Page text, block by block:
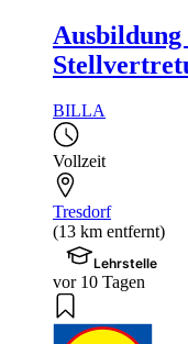
BILLA
Vollzeit
Tresdorf
(13 km entfernt)
Lehrstelle
vor 10 Tagen